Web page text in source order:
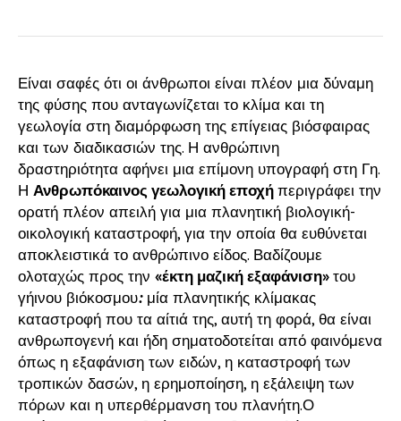
Είναι σαφές ότι οι άνθρωποι είναι πλέον μια δύναμη
της φύσης που ανταγωνίζεται το κλίμα και τη
γεωλογία στη διαμόρφωση της επίγειας βιόσφαιρας
και των διαδικασιών της. Η ανθρώπινη
δραστηριότητα αφήνει μια επίμονη υπογραφή στη Γη.
Η Ανθρωπόκαινος γεωλογική εποχήπεριγράφει την
ορατή πλέον απειλή για μια πλανητική βιολογική-
οικολογική καταστροφή, για την οποία θα ευθύνεται
αποκλειστικά το ανθρώπινο είδος. Βαδίζουμε
ολοταχώς προς την «έκτη μαζική εξαφάνιση»του
γήινου βιόκοσμου:μία πλανητικής κλίμακας
καταστροφή που τα αίτιά της, αυτή τη φορά, θα είναι
ανθρωπογενή και ήδη σηματοδοτείται από φαινόμενα
όπως η εξαφάνιση των ειδών, η καταστροφή των
τροπικών δασών, η ερημοποίηση, η εξάλειψη των
πόρων και η υπερθέρμανση του πλανήτη.Ο